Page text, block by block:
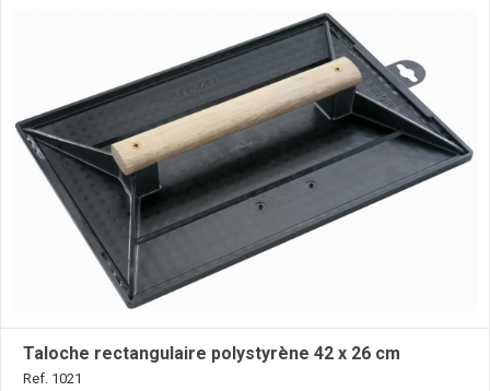
Taloche rectangulaire polystyrène 42 x 26 cm
Ref. 1021